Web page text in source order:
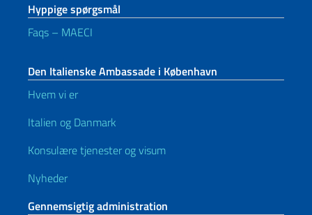
Hyppige spørgsmål
Faqs – MAECI
Den Italienske Ambassade i København
Hvem vi er
Italien og Danmark
Konsulære tjenester og visum
Nyheder
Gennemsigtig administration